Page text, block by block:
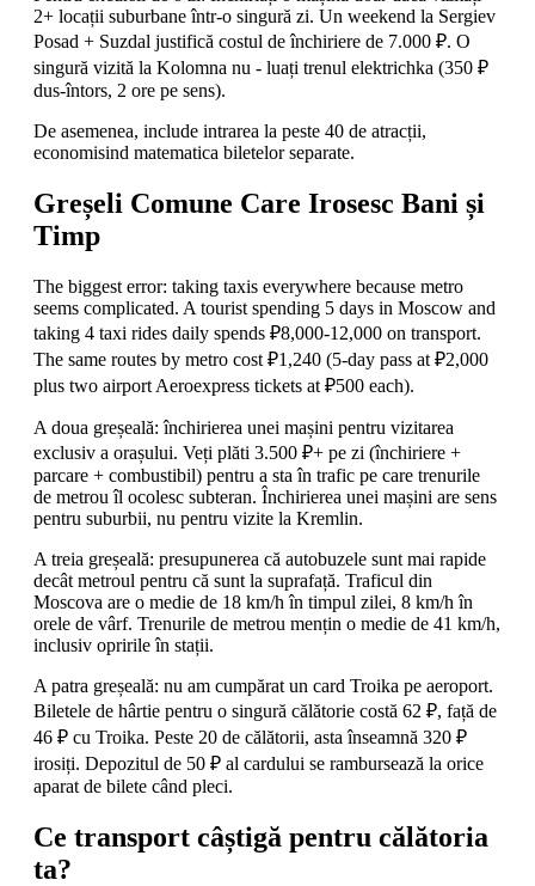
2+ locații suburbane într-o singură zi. Un weekend la Sergiev
Posad + Suzdal justifică costul de închiriere de 7.000 ₽. O
singură vizită la Kolomna nu - luați trenul elektrichka (350 ₽
dus-întors, 2 ore pe sens).
De asemenea, include intrarea la peste 40 de atracții,
economisind matematica biletelor separate.
Greșeli Comune Care Irosesc Bani și
Timp
The biggest error: taking taxis everywhere because metro
seems complicated. A tourist spending 5 days in Moscow and
taking 4 taxi rides daily spends ₽8,000-12,000 on transport.
The same routes by metro cost ₽1,240 (5-day pass at ₽2,000
plus two airport Aeroexpress tickets at ₽500 each).
A doua greșeală: închirierea unei mașini pentru vizitarea
exclusiv a orașului. Veți plăti 3.500 ₽+ pe zi (închiriere +
parcare + combustibil) pentru a sta în trafic pe care trenurile
de metrou îl ocolesc subteran. Închirierea unei mașini are sens
pentru suburbii, nu pentru vizite la Kremlin.
A treia greșeală: presupunerea că autobuzele sunt mai rapide
decât metroul pentru că sunt la suprafață. Traficul din
Moscova are o medie de 18 km/h în timpul zilei, 8 km/h în
orele de vârf. Trenurile de metrou mențin o medie de 41 km/h,
inclusiv opririle în stații.
A patra greșeală: nu am cumpărat un card Troika pe aeroport.
Biletele de hârtie pentru o singură călătorie costă 62 ₽, față de
46 ₽ cu Troika. Peste 20 de călătorii, asta înseamnă 320 ₽
irosiți. Depozitul de 50 ₽ al cardului se rambursează la orice
aparat de bilete când pleci.
Ce transport câștigă pentru călătoria
ta?